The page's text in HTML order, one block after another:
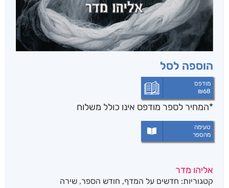
הוספה לסל
מודפס
₪68
*המחיר לספר מודפס אינו כולל משלוח
טעימה
מהספר
אליהו מדר
קטגוריות: חדשים על המדף, חודש הספר, שירה